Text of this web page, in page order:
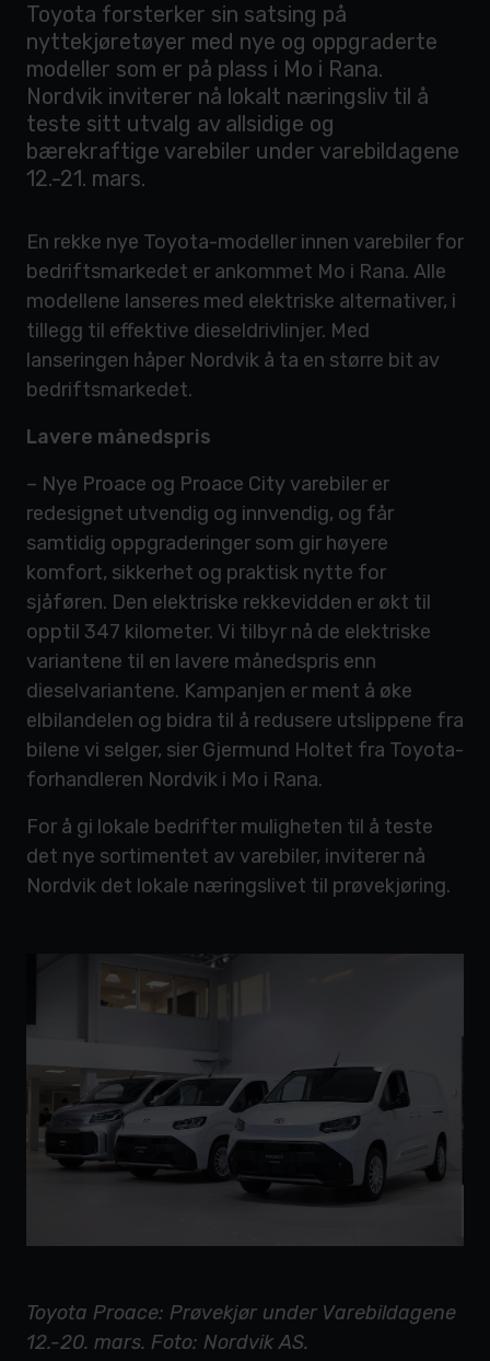
Toyota forsterker sin satsing på
nyttekjøretøyer med nye og oppgraderte
modeller som er på plass i Mo i Rana.
Nordvik inviterer nå lokalt næringsliv til å
teste sitt utvalg av allsidige og
bærekraftige varebiler under varebildagene
12.-21. mars.
En rekke nye Toyota-modeller innen varebiler for
bedriftsmarkedet er ankommet Mo i Rana. Alle
modellene lanseres med elektriske alternativer, i
tillegg til effektive dieseldrivlinjer. Med
lanseringen håper Nordvik å ta en større bit av
bedriftsmarkedet.
Lavere månedspris
– Nye Proace og Proace City varebiler er
redesignet utvendig og innvendig, og får
samtidig oppgraderinger som gir høyere
komfort, sikkerhet og praktisk nytte for
sjåføren. Den elektriske rekkevidden er økt til
opptil 347 kilometer. Vi tilbyr nå de elektriske
variantene til en lavere månedspris enn
dieselvariantene. Kampanjen er ment å øke
elbilandelen og bidra til å redusere utslippene fra
bilene vi selger, sier Gjermund Holtet fra Toyota-
forhandleren Nordvik i Mo i Rana.
For å gi lokale bedrifter muligheten til å teste
det nye sortimentet av varebiler, inviterer nå
Nordvik det lokale næringslivet til prøvekjøring.
Toyota Proace: Prøvekjør under Varebildagene
12.-20. mars. Foto: Nordvik AS.